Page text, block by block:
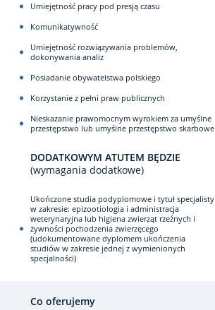
Umiejętność pracy pod presją czasu
Komunikatywność
Umiejętność rozwiązywania problemów,
dokonywania analiz
Posiadanie obywatelstwa polskiego
Korzystanie z pełni praw publicznych
Nieskazanie prawomocnym wyrokiem za umyślne
przestępstwo lub umyślne przestępstwo skarbowe
DODATKOWYM ATUTEM BĘDZIE
(wymagania dodatkowe)
Ukończone studia podyplomowe i tytuł specjalisty
w zakresie: epizootiologia i administracja
weterynaryjna lub higiena zwierząt rzeźnych i
żywności pochodzenia zwierzęcego
(udokumentowane dyplomem ukończenia
studiów w zakresie jednej z wymienionych
specjalności)
Co oferujemy